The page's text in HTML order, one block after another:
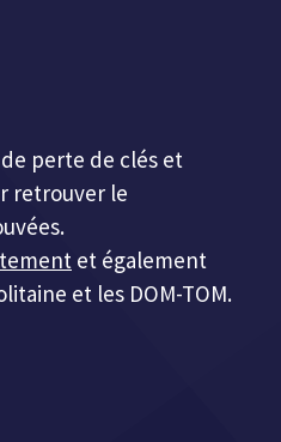
perte de clés et
retrouver le
et également
et les DOM-TOM.